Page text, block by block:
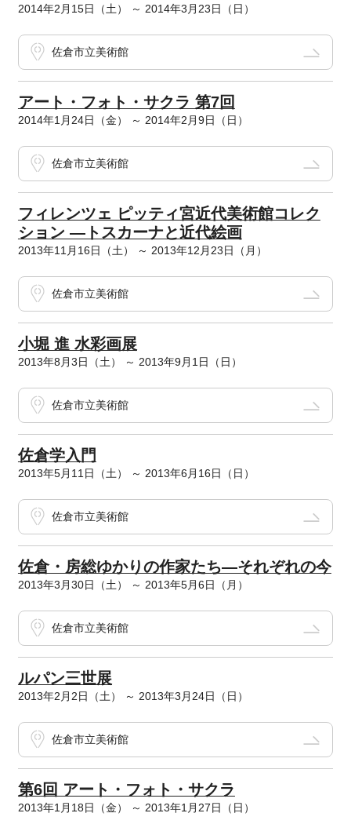
2014年2月15日（土） ～ 2014年3月23日（日）
佐倉市立美術館
アート・フォト・サクラ 第7回
2014年1月24日（金） ～ 2014年2月9日（日）
佐倉市立美術館
フィレンツェ ピッティ宮近代美術館コレク
ション ―トスカーナと近代絵画
2013年11月16日（土） ～ 2013年12月23日（月）
佐倉市立美術館
小堀 進 水彩画展
2013年8月3日（土） ～ 2013年9月1日（日）
佐倉市立美術館
佐倉学入門
2013年5月11日（土） ～ 2013年6月16日（日）
佐倉市立美術館
佐倉・房総ゆかりの作家たち―それぞれの今
2013年3月30日（土） ～ 2013年5月6日（月）
佐倉市立美術館
ルパン三世展
2013年2月2日（土） ～ 2013年3月24日（日）
佐倉市立美術館
第6回 アート・フォト・サクラ
2013年1月18日（金） ～ 2013年1月27日（日）